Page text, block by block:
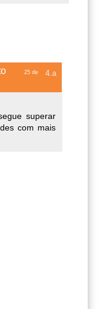
25 de
superar
com mais